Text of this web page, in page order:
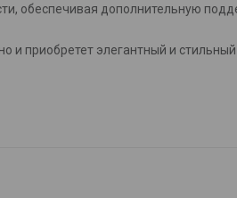
обеспечивая дополнительную
приобретет элегантный и стильный